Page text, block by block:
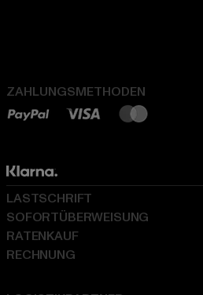
ZAHLUNGSMETHODEN
LASTSCHRIFT
SOFORTÜBERWEISUNG
RATENKAUF
RECHNUNG